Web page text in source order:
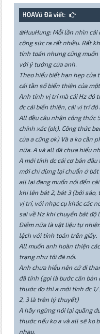
HOAVũ Đã viết:
@HuuHung: Mỗi lần nhìn
công sức ra rất nhiều. Rất
tính toán nhưng cũng muốn
với ý tưởng của anh.
Theo hiểu biết hạn hẹp của
cái tần số biến thiên của
Anh tính vị trí mà cái Hz đó
đc cái biến thiên, cái vị trí
All đều câu nhận công thức
chính xác (ok). Công thức
của a cũng ok) Và a ko cần
nữa. A và all đã chưa hiểu
A mới tính đc cái cơ bản
mới chỉ dừng lại chuẩn ở
all lại đang muốn nói đến
khi lên bát 2, bát 3 (bởi sáo,
vị trí, với nhạc cụ khác các
sai về Hz khi chuyển bát độ
Điểm nữa là vật liệu tự
lệch với tính toán trên giấy.
All muốn anh hoàn thiện
trạng như tôi đã nói.
Anh chưa hiểu nên cứ đi
đã tính (gọi là bước căn bản
thước đo thì a mới tính đc
2, 3 là trên lý thuyết)
A hãy ngừng nói lại quãng
thước nếu ko a và all sẽ ko
nhau.